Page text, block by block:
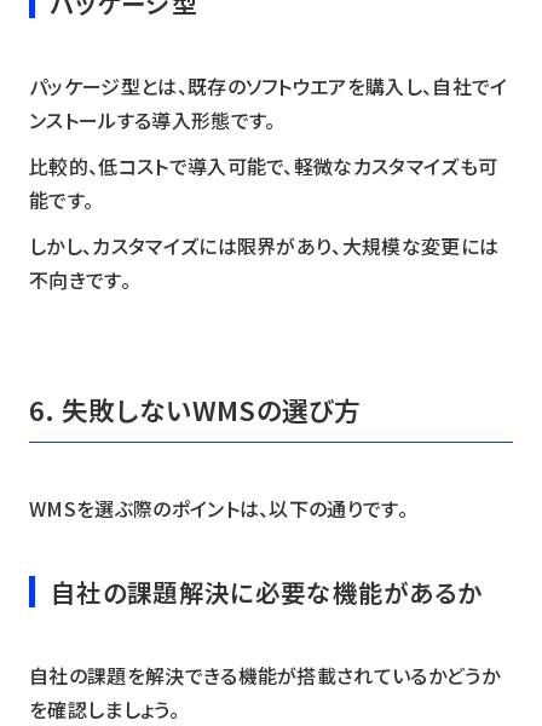
パッケージ型とは、既存のソフトウエアを購入し、自社でイ
ンストールする導入形態です。
比較的、低コストで導入可能で、軽微なカスタマイズも可
能です。
しかし、カスタマイズには限界があり、大規模な変更には
不向きです。
6. 失敗しないWMSの選び方
WMSを選ぶ際のポイントは、以下の通りです。
自社の課題解決に必要な機能があるか
自社の課題を解決できる機能が搭載されているかどうか
を確認しましょう。